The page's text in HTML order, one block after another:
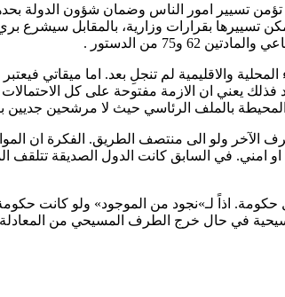
تسيير امور الناس وضمان شؤون الدولة
تسييرها بقرارات وزارية، بالمقابل سيشرع
من الدستور .
والاقليمية لم تنجلِ بعد. اما ميقاتي
فذلك يعني ان الازمة مفتوحة على كل
بالملف الرئاسي حيث لا مرشحين جديين
الآخر ولو الى منتصف الطريق. الفكرة ان
امني. في السابق كانت الدول الصديقة تتلقف
حكومة. اذاً لـ»نجود من الموجود» ولو كانت
في حال خرج الطرف المسيحي من